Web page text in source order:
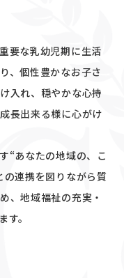
要な乳幼児期に生活
、個性豊かなお子さ
入れ、穏やかな心持
長出来る様に心がけ
“あなたの地域の、こ
の連携を図りながら質
、地域福祉の充実・
。